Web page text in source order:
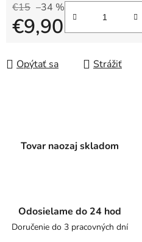
€15 –34 %
€9,90
Opýtať sa Strážiť
Tovar naozaj skladom
Odosielame do 24 hod
Doručenie do 3 pracovných dní